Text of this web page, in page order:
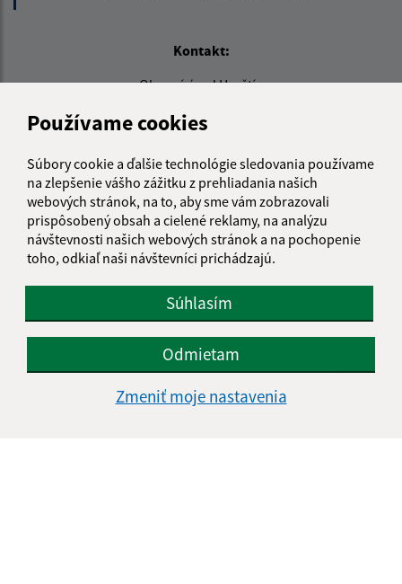
Používame cookies
Súbory cookie a ďalšie technológie sledovania používame
na zlepšenie vášho zážitku z prehliadania našich
webových stránok, na to, aby sme vám zobrazovali
prispôsobený obsah a cielené reklamy, na analýzu
návštevnosti našich webových stránok a na pochopenie
toho, odkiaľ naši návštevníci prichádzajú.
Súhlasím
Odmietam
Zmeniť moje nastavenia
Kontakt:
Obecný úrad Hruštín
029 52 Hruštín
info@hrustin.sk
+421 43 557 71 11
IČO: 00314501